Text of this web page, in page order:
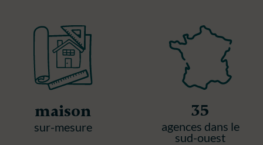
maison
sur-mesure
35
agences dans le
sud-ouest